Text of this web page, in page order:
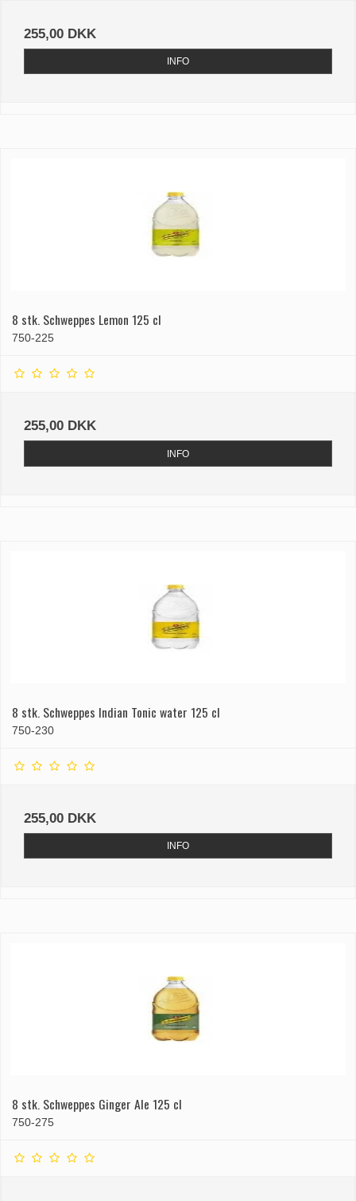
255,00 DKK
INFO
8 stk. Schweppes Lemon 125 cl
750-225
255,00 DKK
INFO
8 stk. Schweppes Indian Tonic water 125 cl
750-230
255,00 DKK
INFO
8 stk. Schweppes Ginger Ale 125 cl
750-275